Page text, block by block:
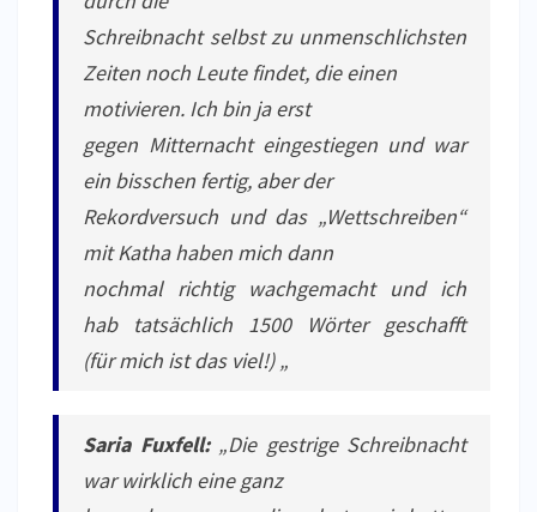
Schreibnacht selbst zu unmenschlichsten
Zeiten noch Leute findet, die einen
motivieren. Ich bin ja erst
gegen Mitternacht eingestiegen und war
ein bisschen fertig, aber der
Rekordversuch und das „Wettschreiben“
mit Katha haben mich dann
nochmal richtig wachgemacht und ich
hab tatsächlich 1500 Wörter geschafft
(für mich ist das viel!) „
Saria Fuxfell:„Die gestrige Schreibnacht
war wirklich eine ganz